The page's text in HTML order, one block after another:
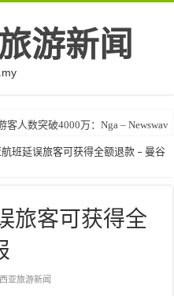
游新闻
人数突破4000万：Nga – Newswav
班延误旅客可获得全额退款 – 曼谷
旅客可获得全
亚旅游新闻